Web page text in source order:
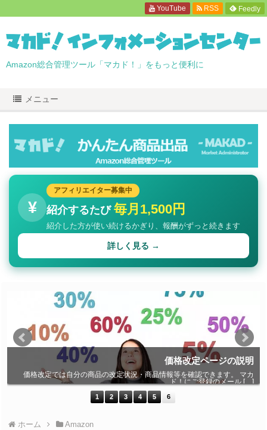
Amazon総合管理ツール「マカド！」をもっと便利に
メニュー
¥
アフィリエイター募集中
紹介するたび 毎月1,500円
紹介した方が使い続けるかぎり、報酬がずっと続きます
詳しく見る →
価格改定ページの説明
価格改定では自分の商品の改定状況・商品情報等を確認できます。 マカ
ド！にご登録のメール […]
1 2 3 4 5 6
ホーム Amazon
YouTube RSS Feedly